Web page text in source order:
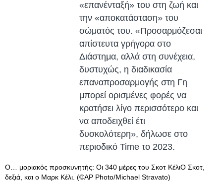
«επανένταξή» του στη ζωή και
την «αποκατάσταση» του
σώματός του. «Προσαρμόζεσαι
απίστευτα γρήγορα στο
Διάστημα, αλλά στη συνέχεια,
δυστυχώς, η διαδικασία
επαναπροσαρμογής στη Γη
μπορεί ορισμένες φορές να
κρατήσει λίγο περισσότερο και
να αποδειχθεί έτι
δυσκολότερη», δήλωσε στο
περιοδικό Time το 2023.
Ο… μοριακός προσκυνητής: Οι 340 μέρες του Σκοτ ΚέλιΟ Σκοτ,
δεξιά, και ο Μαρκ Κέλι. (©AP Photo/Michael Stravato)